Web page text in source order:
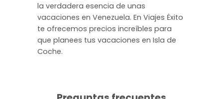
la verdadera esencia de unas
vacaciones en Venezuela. En Viajes Ėxito
te ofrecemos precios increíbles para
que planees tus vacaciones en Isla de
Coche.